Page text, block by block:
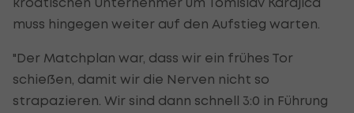
muss hingegen weiter auf den Aufstieg warten.
"Der Matchplan war, dass wir ein frühes Tor
schießen, damit wir die Nerven nicht so
strapazieren. Wir sind dann schnell 3:0 in Führung